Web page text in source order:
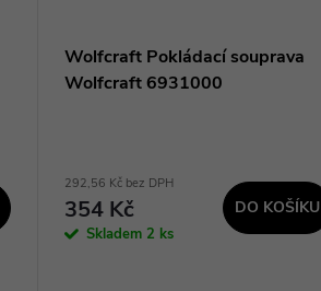
Wolfcraft Pokládací souprava
Wolfcraft 6931000
292,56 Kč bez DPH
354 Kč
Skladem 2 ks
DO KOŠÍKU